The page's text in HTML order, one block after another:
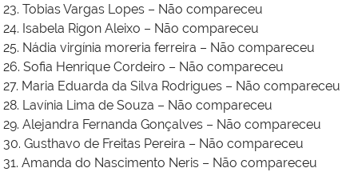
23. Tobias Vargas Lopes – Não compareceu
24. Isabela Rigon Aleixo – Não compareceu
25. Nádia virgínia moreria ferreira – Não compareceu
26. Sofia Henrique Cordeiro – Não compareceu
27. Maria Eduarda da Silva Rodrigues – Não compareceu
28. Lavínia Lima de Souza – Não compareceu
29. Alejandra Fernanda Gonçalves – Não compareceu
30. Gusthavo de Freitas Pereira – Não compareceu
31. Amanda do Nascimento Neris – Não compareceu